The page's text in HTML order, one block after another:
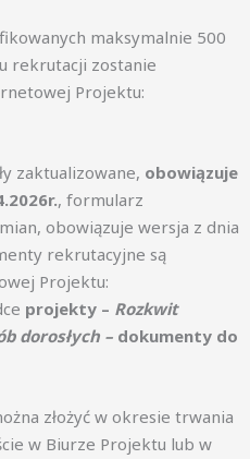
maksymalnie 500
rekrutacji zostanie
Projektu:
zaktualizowane, obowiązuje
, formularz
obowiązuje wersja z dnia
rekrutacyjne są
Projektu:
projekty – Rozkwit
dorosłych – dokumenty do
złożyć w okresie trwania
w Biurze Projektu lub w